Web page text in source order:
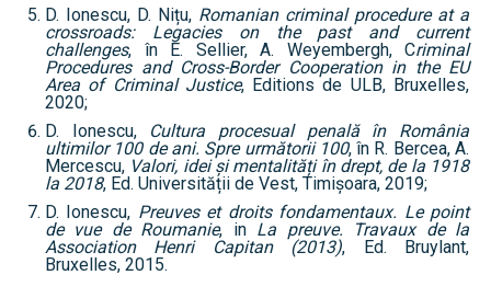
D. Ionescu, D. Nițu, Romanian criminal procedure at a
crossroads: Legacies on the past and current
challenges, în E. Sellier, A. Weyembergh, Criminal
Procedures and Cross-Border Cooperation in the EU
Area of Criminal Justice, Editions de ULB, Bruxelles,
2020;
D. Ionescu, Cultura procesual penală în România
ultimilor 100 de ani. Spre următorii 100, în R. Bercea, A.
Mercescu, Valori, idei și mentalități în drept, de la 1918
la 2018, Ed. Universității de Vest, Timișoara, 2019;
D. Ionescu, Preuves et droits fondamentaux. Le point
de vue de Roumanie, in La preuve. Travaux de la
Association Henri Capitan (2013), Ed. Bruylant,
Bruxelles, 2015.